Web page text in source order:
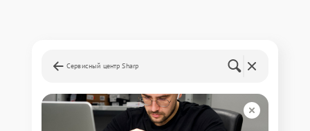
Сервисный центр Sharp